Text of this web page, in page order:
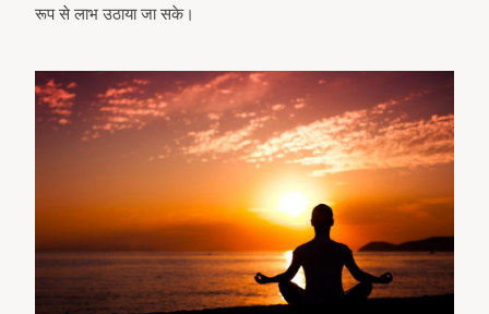
रूप से लाभ उठाया जा सके।